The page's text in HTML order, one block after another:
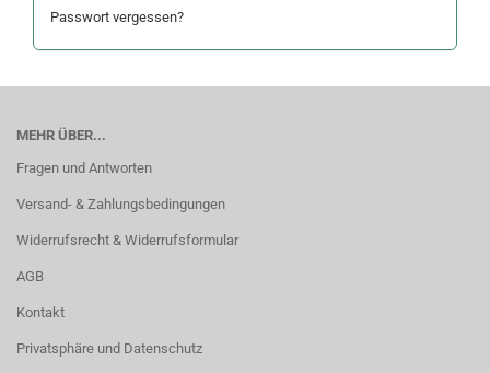
Passwort vergessen?
MEHR ÜBER...
Fragen und Antworten
Versand- & Zahlungsbedingungen
Widerrufsrecht & Widerrufsformular
AGB
Kontakt
Privatsphäre und Datenschutz